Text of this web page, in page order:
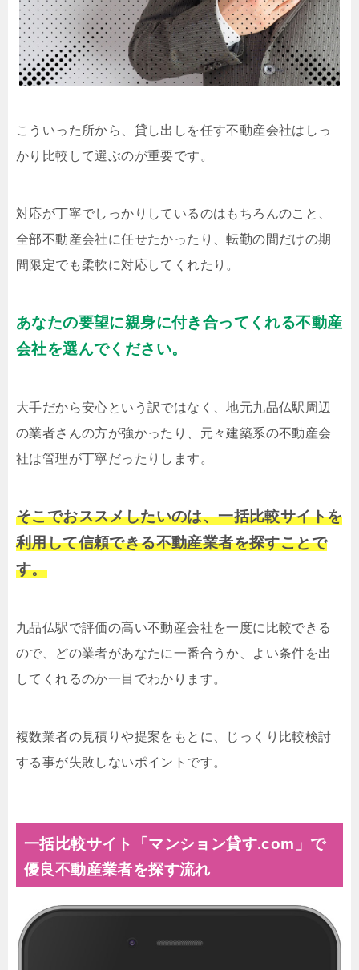
こういった所から、貸し出しを任す不動産会社はしっ
かり比較して選ぶのが重要です。
対応が丁寧でしっかりしているのはもちろんのこと、
全部不動産会社に任せたかったり、転勤の間だけの期
間限定でも柔軟に対応してくれたり。
あなたの要望に親身に付き合ってくれる不動産
会社を選んでください。
大手だから安心という訳ではなく、地元九品仏駅周辺
の業者さんの方が強かったり、元々建築系の不動産会
社は管理が丁寧だったりします。
そこでおススメしたいのは、一括比較サイトを
利用して信頼できる不動産業者を探すことで
す。
九品仏駅で評価の高い不動産会社を一度に比較できる
ので、どの業者があなたに一番合うか、よい条件を出
してくれるのか一目でわかります。
複数業者の見積りや提案をもとに、じっくり比較検討
する事が失敗しないポイントです。
一括比較サイト「マンション貸す.com」で
優良不動産業者を探す流れ